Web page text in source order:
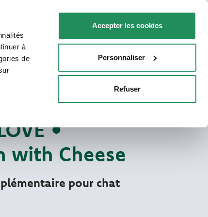
à
de
Accepter les cookies
Personnaliser
Refuser
Nous contacter FR
CHAT POINTS DE VENTE
•
with Cheese
pour chat